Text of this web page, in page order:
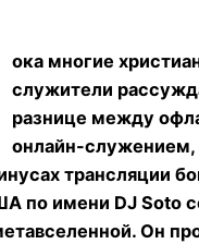
ока многие
служители
разнице между
онлайн-служением,
трансляции
по имени DJ Soto
Он